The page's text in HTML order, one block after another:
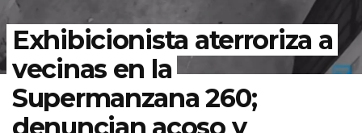
Exhibicionista aterroriza a
vecinas en la
Supermanzana 260;